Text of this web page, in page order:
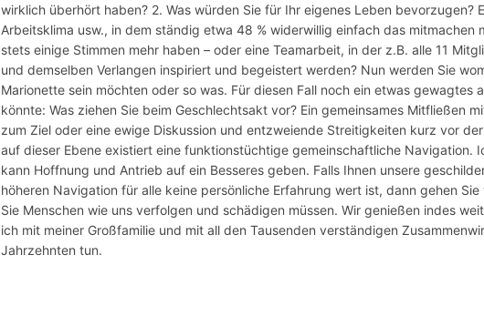
wirklich überhört haben? 2. Was würden Sie für Ihr eigenes Leben bevorzugen?
Arbeitsklima usw., in dem ständig etwa 48 % widerwillig einfach das mitmachen
stets einige Stimmen mehr haben – oder eine Teamarbeit, in der z.B. alle 11
und demselben Verlangen inspiriert und begeistert werden? Nun werden Sie
Marionette sein möchten oder so was. Für diesen Fall noch ein etwas gewagtes
könnte: Was ziehen Sie beim Geschlechtsakt vor? Ein gemeinsames Mitfließen
zum Ziel oder eine ewige Diskussion und entzweiende Streitigkeiten kurz vor
auf dieser Ebene existiert eine funktionstüchtige gemeinschaftliche Navigation.
kann Hoffnung und Antrieb auf ein Besseres geben. Falls Ihnen unsere
höheren Navigation für alle keine persönliche Erfahrung wert ist, dann gehen
Sie Menschen wie uns verfolgen und schädigen müssen. Wir genießen indes
ich mit meiner Großfamilie und mit all den Tausenden verständigen
Jahrzehnten tun.